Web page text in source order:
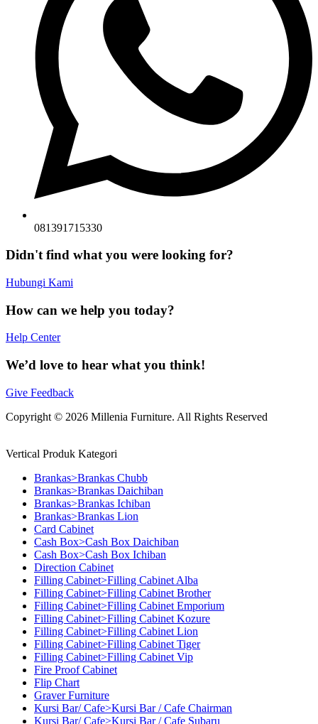
081391715330
Didn't find what you were looking for?
Hubungi Kami
How can we help you today?
Help Center
We’d love to hear what you think!
Give Feedback
Copyright © 2026 Millenia Furniture. All Rights Reserved
Vertical Produk Kategori
Brankas>Brankas Chubb
Brankas>Brankas Daichiban
Brankas>Brankas Ichiban
Brankas>Brankas Lion
Card Cabinet
Cash Box>Cash Box Daichiban
Cash Box>Cash Box Ichiban
Direction Cabinet
Filling Cabinet>Filling Cabinet Alba
Filling Cabinet>Filling Cabinet Brother
Filling Cabinet>Filling Cabinet Emporium
Filling Cabinet>Filling Cabinet Kozure
Filling Cabinet>Filling Cabinet Lion
Filling Cabinet>Filling Cabinet Tiger
Filling Cabinet>Filling Cabinet Vip
Fire Proof Cabinet
Flip Chart
Graver Furniture
Kursi Bar/ Cafe>Kursi Bar / Cafe Chairman
Kursi Bar/ Cafe>Kursi Bar / Cafe Subaru